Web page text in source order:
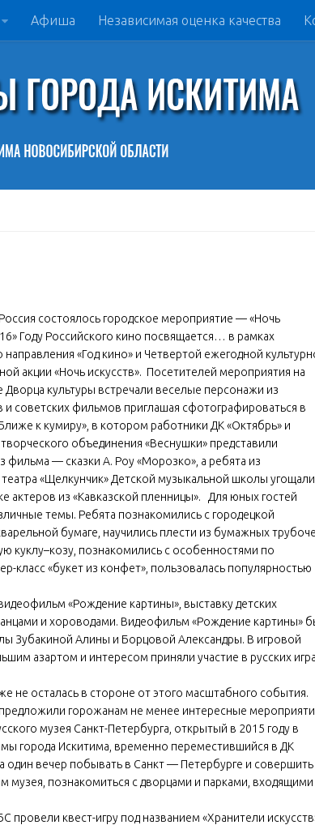
Афиша Независимая оценка качества
состоялось городское мероприятие — «Ночь
Году Российского кино посвящается… в рамках
направления «Год кино» и Четвертой ежегодной
акции «Ночь искусств». Посетителей мероприятия на
Дворца культуры встречали веселые персонажи из
советских фильмов приглашая сфотографироваться в
к кумиру», в котором работники ДК «Октябрь» и
объединения «Веснушки» представили
фильма — сказки А. Роу «Морозко», а ребята из
«Щелкунчик» Детской музыкальной школы угощали
актеров из «Кавказской пленницы». Для юных гостей
темы. Ребята познакомились с городецкой
бумаге, научились плести из бумажных
куклу–козу, познакомились с особенностями по
класс «букет из конфет», пользовалась популярностью
«Рождение картины», выставку детских
и хороводами. Видеофильм «Рождение картины»
Зубакиной Алины и Борцовой Александры. В игровой
азартом и интересом приняли участие в русских
не осталась в стороне от этого масштабного события.
горожанам не менее интересные
музея Санкт-Петербурга, открытый в 2015 году в
города Искитима, временно переместившийся в ДК
один вечер побывать в Санкт — Петербурге и совершить
музея, познакомиться с дворцами и парками, входящими
провели квест-игру под названием «Хранители